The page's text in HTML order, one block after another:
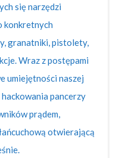
się narzędzi
konkretnych
granatniki, pistolety,
Wraz z postępami
umiejętności naszej
pancerzy
prądem,
otwierającą